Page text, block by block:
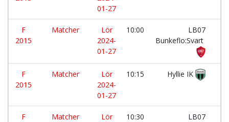
01-27
F
2015
Matcher
Lör
2024-
01-27
10:00
LB07
Bunkeflo:Svart
F
2015
Matcher
Lör
2024-
01-27
10:15 Hyllie IK
F
Matcher
Lör
10:30
LB07